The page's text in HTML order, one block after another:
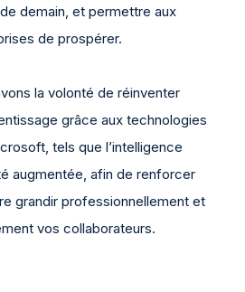
demain, et permettre aux
de prospérer.
la volonté de réinventer
grâce aux technologies
tels que l’intelligence
augmentée, afin de renforcer
grandir professionnellement et
vos collaborateurs.